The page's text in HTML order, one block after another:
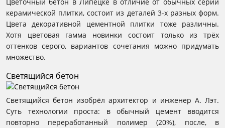
керамической плитки, состоит из деталей 3-х разных форм.
Цвета декоративной цементной плитки тоже различны.
Хотя цветовая гамма новинки состоит только из трёх
оттенков серого, вариантов сочетания можно придумать
множество.
Светящийся бетон
Светящийся бетон изобрёл архитектор и инженер А. Лэт.
Суть технологии проста: в обычный цемент вводится
повторно переработанный полимер (20%), после, в